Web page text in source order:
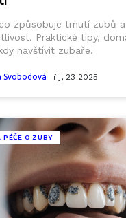
způsobuje trnutí zubů
Praktické tipy,
navštívit zubaře.
Svobodová říj, 23 2025
PÉČE O ZUBY